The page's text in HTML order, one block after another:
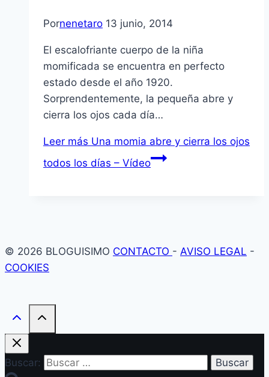
Pornenetaro 13 junio, 2014
El escalofriante cuerpo de la niña
momificada se encuentra en perfecto
estado desde el año 1920.
Sorprendentemente, la pequeña abre y
cierra los ojos cada día…
Leer más Una momia abre y cierra los ojos
todos los días – Vídeo
© 2026 BLOGUISIMO CONTACTO - AVISO LEGAL -
COOKIES
Buscar: